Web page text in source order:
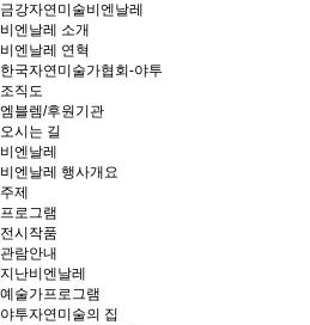
금강자연미술비엔날레
비엔날레 소개
비엔날레 연혁
한국자연미술가협회-야투
조직도
엠블렘/후원기관
오시는 길
비엔날레
비엔날레 행사개요
주제
프로그램
전시작품
관람안내
지난비엔날레
예술가프로그램
야투자연미술의 집